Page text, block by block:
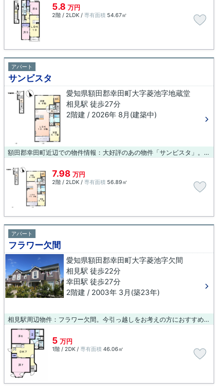
5.8 万円
2階 / 2LDK / 専有面積 54.67㎡
アパート
サンビスタ
愛知県額田郡幸田町大字菱池字地蔵堂
相見駅 徒歩27分
2階建 / 2026年 8月(建築中)
額田郡幸田町近辺での物件情報：大好評のあの物件「サンビスタ」。今引っ越しをお考えの方におすすめなのが、こちらのアパートです。周辺環境にこだわる方にご紹介したいのが額田郡幸田町エリアです。当社では、特に相見周辺の物件情報も取り揃えておりますので、お気軽にお問い合わせ下さい。
7.98 万円
2階 / 2LDK / 専有面積 56.89㎡
アパート
フラワー欠間
愛知県額田郡幸田町大字菱池字欠間
相見駅 徒歩22分
幸田駅 徒歩27分
2階建 / 2003年 3月(築23年)
相見駅周辺物件：フラワー欠間。今引っ越しをお考えの方におすすめなのが、こちらのアパートです。様々な物件がある中で、よりお客様のご希望に適した物件を探していきましょう。ブルーボックス 岡崎支店で物件探しをはじめてみませんか。
5 万円
1階 / 2DK / 専有面積 46.06㎡